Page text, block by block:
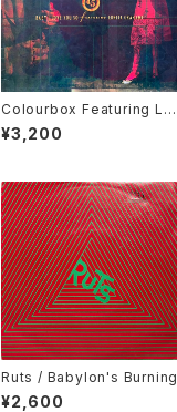
Colourbox Featuring Lor
ita Grahame / Baby I Lov
e You So
¥3,200
Ruts / Babylon's Burning
¥2,600